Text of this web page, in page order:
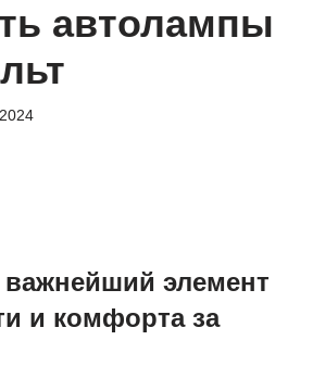
автолампы
элемент
и комфорта за